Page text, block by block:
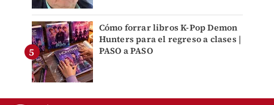
Cómo forrar libros K-Pop Demon
Hunters para el regreso a clases |
PASO a PASO